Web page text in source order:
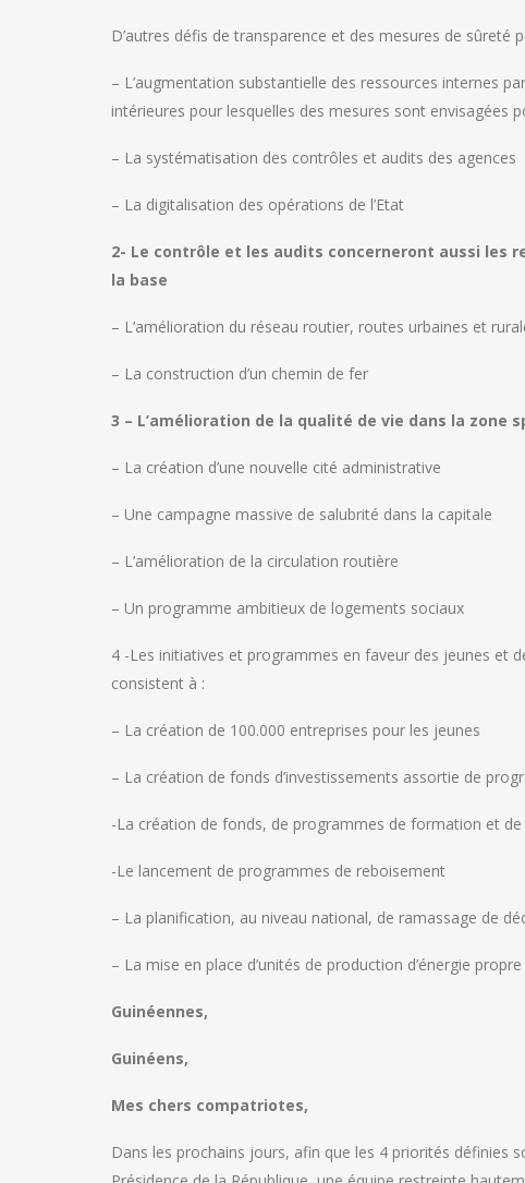
D’autres défis de transparence et des mesures de
– L’augmentation substantielle des ressources internes
intérieures pour lesquelles des mesures sont envisagées
– La systématisation des contrôles et audits des agences
– La digitalisation des opérations de l’Etat
2- Le contrôle et les audits concerneront aussi les
la base
– L’amélioration du réseau routier, routes urbaines et
– La construction d’un chemin de fer
3 – L’amélioration de la qualité de vie dans la zone
– La création d’une nouvelle cité administrative
– Une campagne massive de salubrité dans la capitale
– L’amélioration de la circulation routière
– Un programme ambitieux de logements sociaux
4 -Les initiatives et programmes en faveur des jeunes et
consistent à :
– La création de 100.000 entreprises pour les jeunes
– La création de fonds d’investissements assortie de
-La création de fonds, de programmes de formation et
-Le lancement de programmes de reboisement
– La planification, au niveau national, de ramassage de
– La mise en place d’unités de production d’énergie propre
Guinéennes,
Guinéens,
Mes chers compatriotes,
Dans les prochains jours, afin que les 4 priorités définies